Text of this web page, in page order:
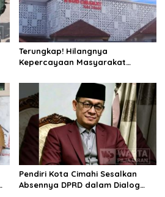
Terungkap! Hilangnya
Kepercayaan Masyarakat
Rebranding RSUD Cibabat
Pendiri Kota Cimahi Sesalkan
Absennya DPRD dalam Dialog